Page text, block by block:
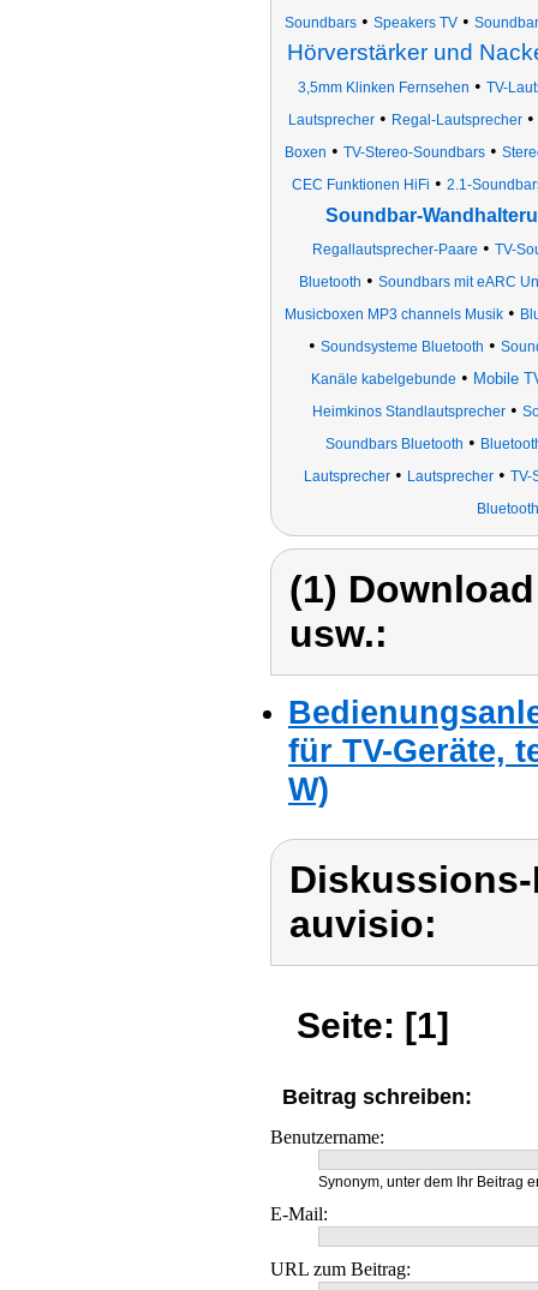
Soundbars • Speakers TV •
Hörverstärker und
3,5mm Klinken Fernsehen • TV-
Lautsprecher• Regal-Lautsprecher•
Boxen • TV-Stereo-Soundbars •
CEC Funktionen HiFi • 2.1-
Soundbar-
Regallautsprecher-Paare • TV-
Bluetooth • Soundbars mit eARC
Musicboxen MP3 channels Musik •
• Soundsysteme Bluetooth •
Kanäle kabelgebunde • Mobile
Heimkinos Standlautsprecher •
Soundbars Bluetooth •
Lautsprecher • Lautsprecher • TV-
Bluetooth
(1)
usw.:
für TV-Geräte,
W)
auvisio:
Seite: [1]
Beitrag schreiben:
Benutzername:
Synonym, unter dem Ihr Beitrag
E-Mail:
URL zum Beitrag: